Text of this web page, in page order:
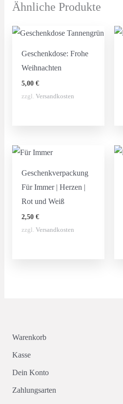
Ähnliche Produkte
Geschenkdose: Frohe
Weihnachten
5,00 €
zzgl. Versandkosten
Geschenkverpackung
Für Immer | Herzen |
Rot und Weiß
2,50 €
zzgl. Versandkosten
Warenkorb
Kasse
Dein Konto
Zahlungsarten